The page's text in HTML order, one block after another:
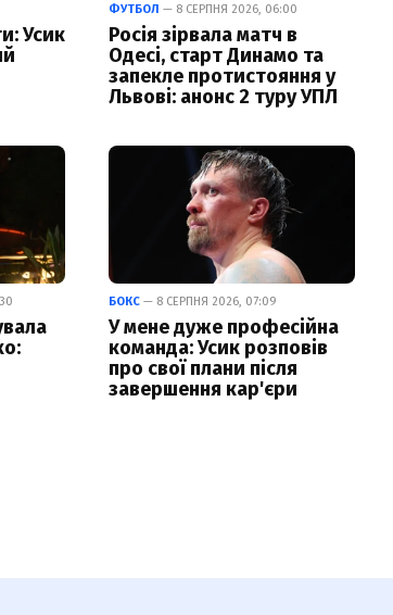
Усик
ФУТБОЛ — 8 СЕРПНЯ 2026, 06:00
Росія зірвала матч в
Одесі, старт Динамо та
запекле протистояння у
Львові: анонс 2 туру УПЛ
БОКС — 8 СЕРПНЯ 2026, 07:09
У мене дуже професійна
команда: Усик розповів
про свої плани після
завершення кар'єри